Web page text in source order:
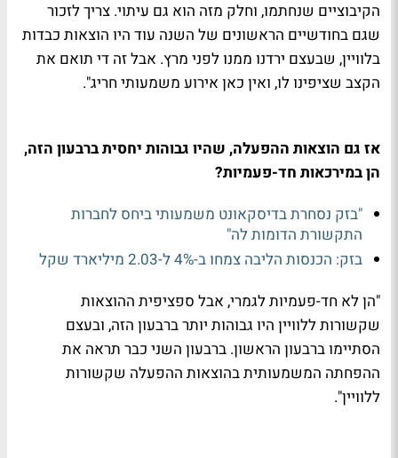
הקיבוציים שנחתמו, וחלק מזה הוא גם עיתוי. צריך לזכור
שגם בחודשיים הראשונים של השנה עוד היו הוצאות כבדות
בלוויין, שבעצם ירדנו ממנו לפני מרץ. אבל זה די תואם את
הקצב שציפינו לו, ואין כאן אירוע משמעותי חריג".
אז גם הוצאות ההפעלה, שהיו גבוהות יחסית ברבעון הזה,
הן במירכאות חד-פעמיות?
"בזק נסחרת בדיסקאונט משמעותי ביחס לחברות
התקשורת הדומות לה"
בזק: הכנסות הליבה צמחו ב-4% ל-2.03 מיליארד שקל
"הן לא חד-פעמיות לגמרי, אבל ספציפית ההוצאות
שקשורות ללוויין היו גבוהות יותר ברבעון הזה, ובעצם
הסתיימו ברבעון הראשון. ברבעון השני כבר תראה את
ההפחתה המשמעותית בהוצאות ההפעלה שקשורות
ללוויין".